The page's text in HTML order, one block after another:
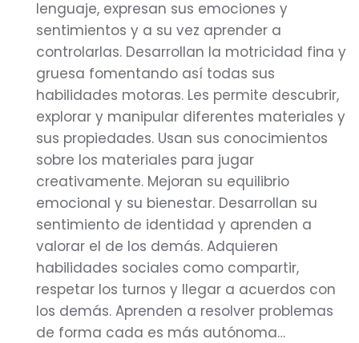
lenguaje, expresan sus emociones y
sentimientos y a su vez aprender a
controlarlas. Desarrollan la motricidad fina y
gruesa fomentando así todas sus
habilidades motoras. Les permite descubrir,
explorar y manipular diferentes materiales y
sus propiedades. Usan sus conocimientos
sobre los materiales para jugar
creativamente. Mejoran su equilibrio
emocional y su bienestar. Desarrollan su
sentimiento de identidad y aprenden a
valorar el de los demás. Adquieren
habilidades sociales como compartir,
respetar los turnos y llegar a acuerdos con
los demás. Aprenden a resolver problemas
de forma cada es más autónoma…